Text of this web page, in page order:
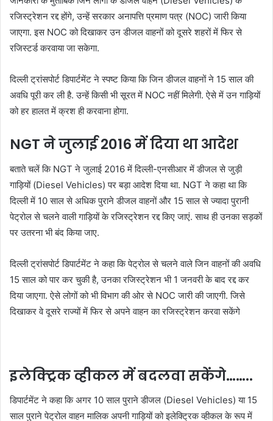
रजिस्ट्रेशन रद्द होंगे, उन्हें सरकार अनापत्ति प्रमाण पत्र (NOC) जारी किया
जाएगा. इस NOC को दिखाकर उन डीजल वाहनों को दूसरे शहरों में फिर से
रजिस्टर्ड करवाया जा सकेगा.
दिल्ली ट्रांसपोर्ट डिपार्टमेंट ने स्पष्ट किया कि जिन डीजल वाहनों ने 15 साल की
अवधि पूरी कर ली है. उन्हें किसी भी सूरत में NOC नहीं मिलेगी. ऐसे में उन गाड़ियों
को हर हालत में क्रश ही करवाना होगा.
NGT ने जुलाई 2016 में दिया था आदेश
बताते चलें कि NGT ने जुलाई 2016 में दिल्ली-एनसीआर में डीजल से जुड़ी
गाड़ियों (Diesel Vehicles) पर बड़ा आदेश दिया था. NGT ने कहा था कि
दिल्ली में 10 साल से अधिक पुराने डीजल वाहनों और 15 साल से ज्यादा पुरानी
पेट्रोल से चलने वाली गाड़ियों के रजिस्ट्रेशन रद्द किए जाएं. साथ ही उनका सड़कों
पर उतरना भी बंद किया जाए.
दिल्ली ट्रांसपोर्ट डिपार्टमेंट ने कहा कि पेट्रोल से चलने वाले जिन वाहनों की अवधि
15 साल को पार कर चुकी है, उनका रजिस्ट्रेशन भी 1 जनवरी के बाद रद्द कर
दिया जाएगा. ऐसे लोगों को भी विभाग की ओर से NOC जारी की जाएगी. जिसे
दिखाकर वे दूसरे राज्यों में फिर से अपने वाहन का रजिस्ट्रेशन करवा सकेंगे
इलेक्ट्रिक व्हीकल में बदलवा सकेंगे……..
डिपार्टमेंट ने कहा कि अगर 10 साल पुराने डीजल (Diesel Vehicles) या 15
साल पुराने पेट्रोल वाहन मालिक अपनी गाड़ियों को इलेक्ट्रिक व्हीकल के रूप में